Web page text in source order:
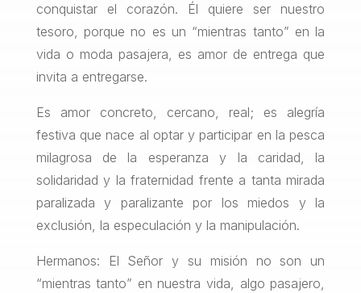
conquistar el corazón. Él quiere ser nuestro
tesoro, porque no es un “mientras tanto” en la
vida o moda pasajera, es amor de entrega que
invita a entregarse.
Es amor concreto, cercano, real; es alegría
festiva que nace al optar y participar en la pesca
milagrosa de la esperanza y la caridad, la
solidaridad y la fraternidad frente a tanta mirada
paralizada y paralizante por los miedos y la
exclusión, la especulación y la manipulación.
Hermanos: El Señor y su misión no son un
“mientras tanto” en nuestra vida, algo pasajero,